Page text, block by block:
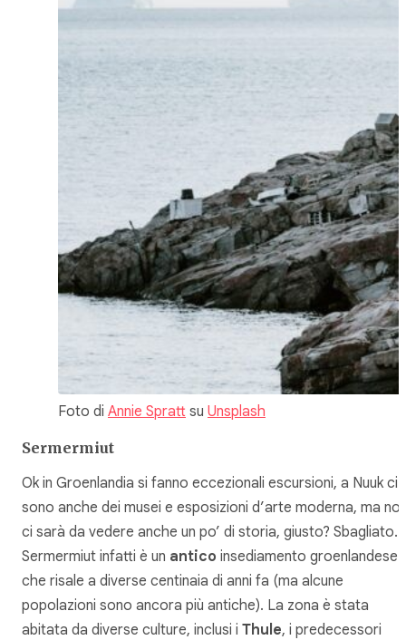
Foto di Annie Spratt su Unsplash
Sermermiut
Ok in Groenlandia si fanno eccezionali escursioni, a Nuuk ci
sono anche dei musei e esposizioni d’arte moderna, ma
ci sarà da vedere anche un po’ di storia, giusto? Sbagliato.
Sermermiut infatti è un antico insediamento groenlandese
che risale a diverse centinaia di anni fa (ma alcune
popolazioni sono ancora più antiche). La zona è stata
abitata da diverse culture, inclusi i Thule, i predecessori